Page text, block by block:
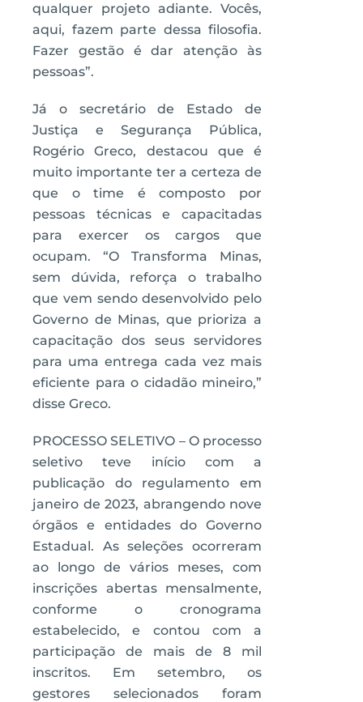
qualquer projeto adiante. Vocês,
aqui, fazem parte dessa filosofia.
Fazer gestão é dar atenção às
pessoas”.
Já o secretário de Estado de
Justiça e Segurança Pública,
Rogério Greco, destacou que é
muito importante ter a certeza de
que o time é composto por
pessoas técnicas e capacitadas
para exercer os cargos que
ocupam. “O Transforma Minas,
sem dúvida, reforça o trabalho
que vem sendo desenvolvido pelo
Governo de Minas, que prioriza a
capacitação dos seus servidores
para uma entrega cada vez mais
eficiente para o cidadão mineiro,”
disse Greco.
PROCESSO SELETIVO – O processo
seletivo teve início com a
publicação do regulamento em
janeiro de 2023, abrangendo nove
órgãos e entidades do Governo
Estadual. As seleções ocorreram
ao longo de vários meses, com
inscrições abertas mensalmente,
conforme o cronograma
estabelecido, e contou com a
participação de mais de 8 mil
inscritos. Em setembro, os
gestores selecionados foram